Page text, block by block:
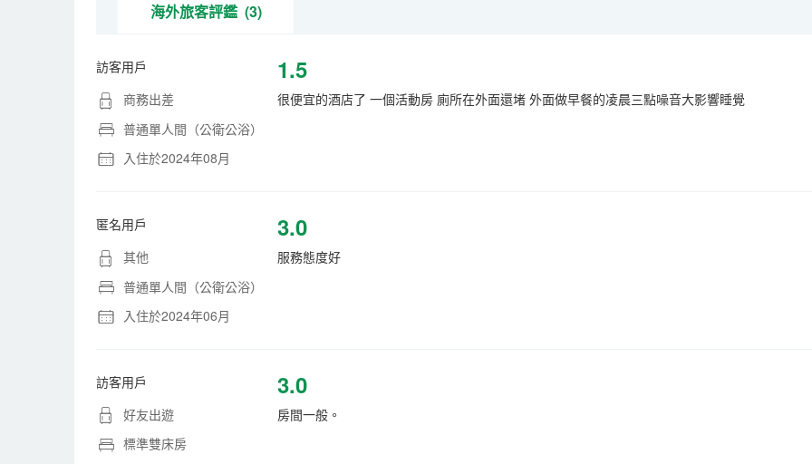
海外旅客評鑑 (3)
訪客用戶
商務出差
普通單人間（公衛公浴）
入住於2024年08月
1.5
很便宜的酒店了 一個活動房 廁所在外面還堵 外面做早餐的凌晨三點噪音大影響睡覺
匿名用戶
其他
普通單人間（公衛公浴）
入住於2024年06月
3.0
服務態度好
訪客用戶
好友出遊
標準雙床房
3.0
房間一般。